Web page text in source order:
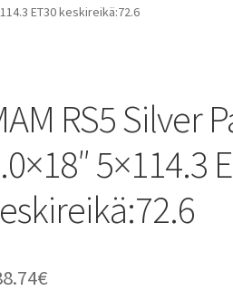
ET30 keskireikä:72.6
RS5 Silver
5×114.3
€